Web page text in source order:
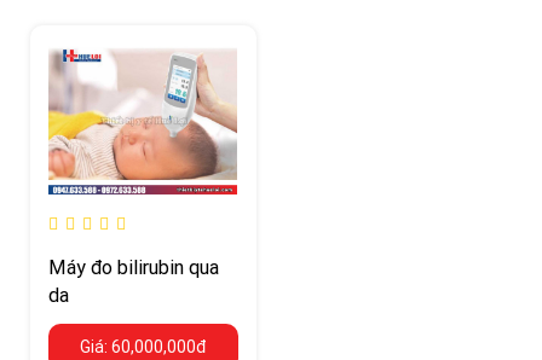
Máy đo bilirubin qua
da
Giá: 60,000,000đ